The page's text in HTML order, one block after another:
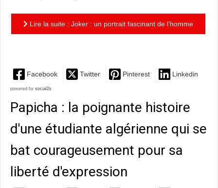
Lire la suite : Joker : un portrait fascinant de l’homme
Facebook Twitter Pinterest Linkedin
powered by social2s
Papicha : la poignante histoire
d'une étudiante algérienne qui se
bat courageusement pour sa
liberté d'expression